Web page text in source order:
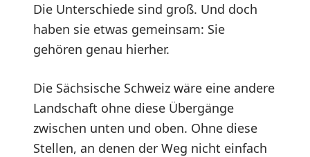
Die Unterschiede sind groß. Und doch
haben sie etwas gemeinsam: Sie
gehören genau hierher.
Die Sächsische Schweiz wäre eine andere
Landschaft ohne diese Übergänge
zwischen unten und oben. Ohne diese
Stellen, an denen der Weg nicht einfach